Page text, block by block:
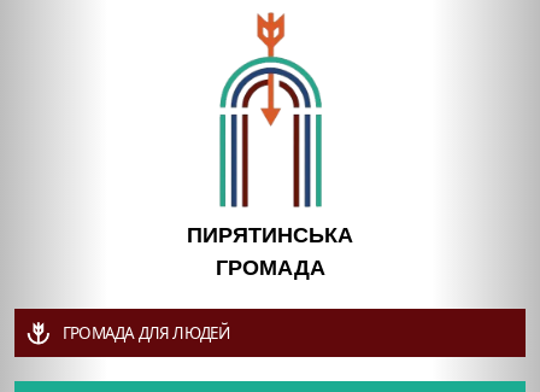
ПИРЯТИНСЬКА
ГРОМАДА
ГРОМАДА ДЛЯ ЛЮДЕЙ